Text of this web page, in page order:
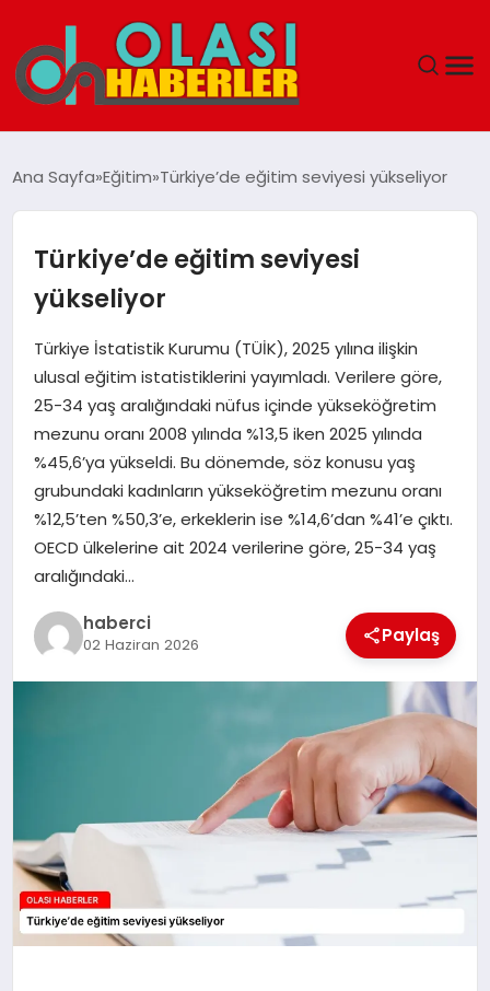
SPOR
DÜNYA
TEKNOLOJI
YAŞAM
Ana Sayfa Eğitim Türkiye’de eğitim seviyesi yükseliyor
Türkiye’de eğitim seviyesi
yükseliyor
Türkiye İstatistik Kurumu (TÜİK), 2025 yılına ilişkin
ulusal eğitim istatistiklerini yayımladı. Verilere göre,
25-34 yaş aralığındaki nüfus içinde yükseköğretim
mezunu oranı 2008 yılında %13,5 iken 2025 yılında
%45,6’ya yükseldi. Bu dönemde, söz konusu yaş
grubundaki kadınların yükseköğretim mezunu oranı
%12,5’ten %50,3’e, erkeklerin ise %14,6’dan %41’e çıktı.
OECD ülkelerine ait 2024 verilerine göre, 25-34 yaş
aralığındaki…
haberci
02 Haziran 2026 Paylaş